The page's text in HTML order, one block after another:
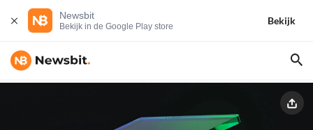
Newsbit
Bekijk in de Google Play store
Bekijk